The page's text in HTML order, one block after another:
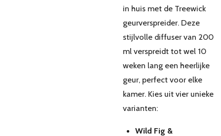
in huis met de Treewick
geurverspreider. Deze
stijlvolle diffuser van 200
ml verspreidt tot wel 10
weken lang een heerlijke
geur, perfect voor elke
kamer. Kies uit vier unieke
varianten:
Wild Fig &